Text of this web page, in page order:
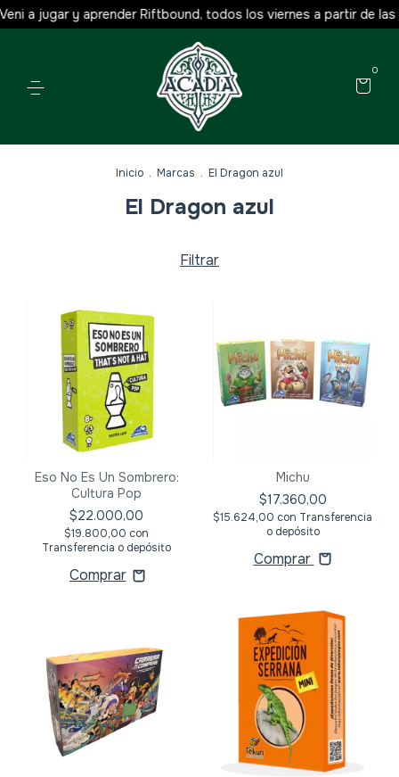
jugar y aprender Riftbound, todos los viernes a partir de las 18
0
Inicio . Marcas . El Dragon azul
El Dragon azul
Filtrar
Eso No Es Un Sombrero:
Cultura Pop
$22.000,00
$19.800,00 con
Transferencia o depósito
Michu
$17.360,00
$15.624,00 con Transferencia
o depósito
Comprar